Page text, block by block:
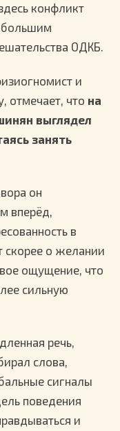
конфликт
большим
ОДКБ.
и
отмечает, что на
выглядел
занять
он
вперёд,
в
скорее о желании
ощущение, что
сильную
речь,
слова,
сигналы
поведения
и